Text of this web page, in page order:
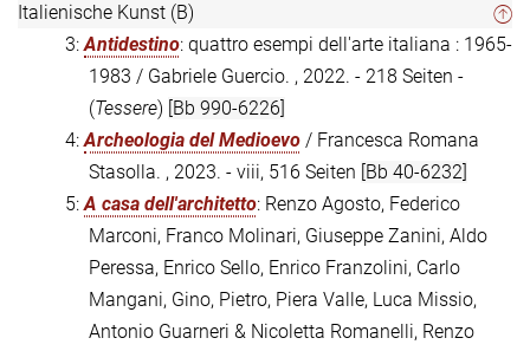
Italienische Kunst (B)
3:Antidestino: quattro esempi dell'arte italiana : 1965-
1983 / Gabriele Guercio. , 2022. - 218 Seiten -
(Tessere) [Bb 990-6226]
4:Archeologia del Medioevo / Francesca Romana
Stasolla. , 2023. - viii, 516 Seiten [Bb 40-6232]
5:A casa dell'architetto: Renzo Agosto, Federico
Marconi, Franco Molinari, Giuseppe Zanini, Aldo
Peressa, Enrico Sello, Enrico Franzolini, Carlo
Mangani, Gino, Pietro, Piera Valle, Luca Missio,
Antonio Guarneri & Nicoletta Romanelli, Renzo